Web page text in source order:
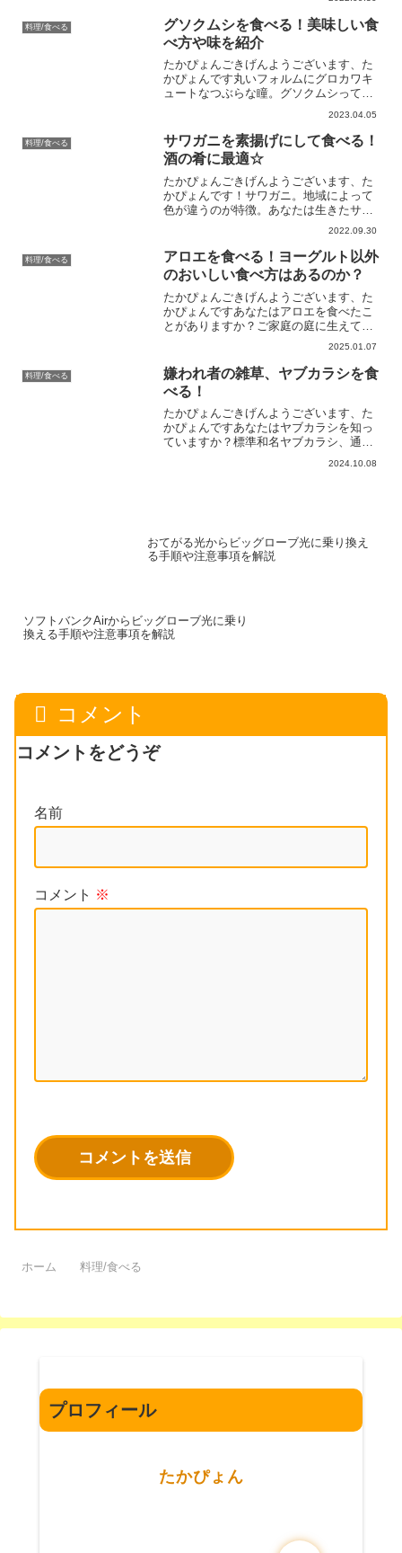
れ10年が経過しました。グレーな方法で
提供しているお店...
料理/食べる
グソクムシを食べる！美味しい食
べ方や味を紹介
たかぴょんごきげんようございます、た
かぴょんです丸いフォルムにグロカワキ
ュートなつぶらな瞳。グソクムシって可
れっきとした甲殻類の仲間です。エビや
カニ、シャコをはじめとした甲殻類は美
味しい仲間が多いです。そ...
2023.04.05
料理/食べる
サワガニを素揚げにして食べる！
酒の肴に最適☆
たかぴょんごきげんようございます、た
かぴょんです！サワガニ。地域によって
色が違うのが特徴。あなたは生きたサワ
はきれいな川にしか住めない生き物なの
で、意外と見たことがない方も多いと思
います。反対に、「昔はよ...
2022.09.30
料理/食べる
アロエを食べる！ヨーグルト以外
のおいしい食べ方はあるのか？
たかぴょんごきげんようございます、た
かぴょんですあなたはアロエを食べたこ
とがありますか？ご家庭の庭に生えてい
がある方も多いかもしれません。です
が、それ以外で食べたことが...
2025.01.07
料理/食べる
嫌われ者の雑草、ヤブカラシを食
べる！
たかぴょんごきげんようございます、た
かぴょんですあなたはヤブカラシを知っ
ていますか？標準和名ヤブカラシ、通称
ばれるこの植物は、その名の通りヤブを
2024.10.08
おてがる光からビッグローブ光に乗り換え
る手順や注意事項を解説
ソフトバンクAirからビッグローブ光に乗り
換える手順や注意事項を解説
コメント
コメントをどうぞ
名前
コメント ※
ホーム 料理/食べる
プロフィール
たかぴょん